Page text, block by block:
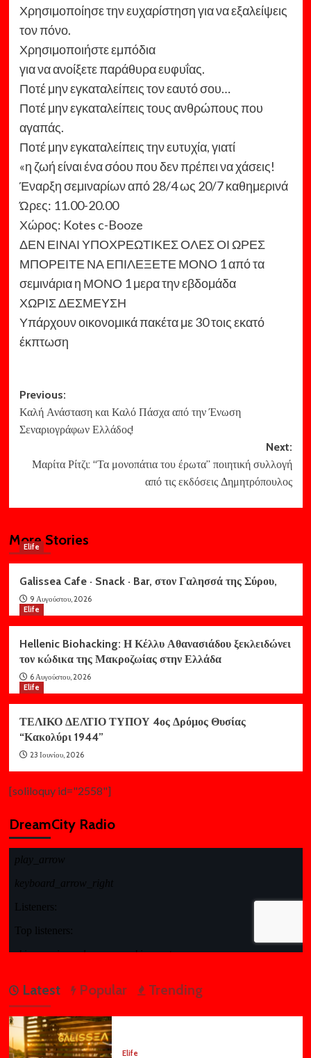
Χρησιμοποίησε την ευχαρίστηση για να εξαλείψεις
τον πόνο.
Χρησιμοποιήστε εμπόδια
για να ανοίξετε παράθυρα ευφυΐας.
Ποτέ μην εγκαταλείπεις τον εαυτό σου…
Ποτέ μην εγκαταλείπεις τους ανθρώπους που
αγαπάς.
Ποτέ μην εγκαταλείπεις την ευτυχία, γιατί
«η ζωή είναι ένα σόου που δεν πρέπει να χάσεις!
Έναρξη σεμιναρίων από 28/4 ως 20/7 καθημερινά
Ώρες: 11.00-20.00
Χώρος: Kotes c-Booze
ΔΕΝ ΕΙΝΑΙ ΥΠΟΧΡΕΩΤΙΚΕΣ ΟΛΕΣ ΟΙ ΩΡΕΣ
ΜΠΟΡΕΙΤΕ ΝΑ ΕΠΙΛΕΞΕΤΕ ΜΟΝΟ 1 από τα
σεμινάρια η ΜΟΝΟ 1 μερα την εβδομάδα
ΧΩΡΙΣ ΔΕΣΜΕΥΣΗ
Υπάρχουν οικονομικά πακέτα με 30 τοις εκατό
έκπτωση
Post
navigation
Previous:
Καλή Ανάσταση και Καλό Πάσχα από την Ένωση
Σεναριογράφων Ελλάδος!
Next:
Μαρίτα Ρίτζι: “Τα μονοπάτια του έρωτα” ποιητική συλλογή
από τις εκδόσεις Δημητρόπουλος
More Stories
Elife
Galissea Cafe · Snack · Bar, στον Γαλησσά της Σύρου,
9 Αυγούστου, 2026
Elife
Hellenic Biohacking: Η Κέλλυ Αθανασιάδου ξεκλειδώνει
τον κώδικα της Μακροζωίας στην Ελλάδα
6 Αυγούστου, 2026
Elife
ΤΕΛΙΚΟ ΔΕΛΤΙΟ ΤΥΠΟΥ 4ος Δρόμος Θυσίας
“Κακολύρι 1944”
23 Ιουνίου, 2026
[soliloquy id="2558"]
DreamCity Radio
Latest Popular Trending
Elife